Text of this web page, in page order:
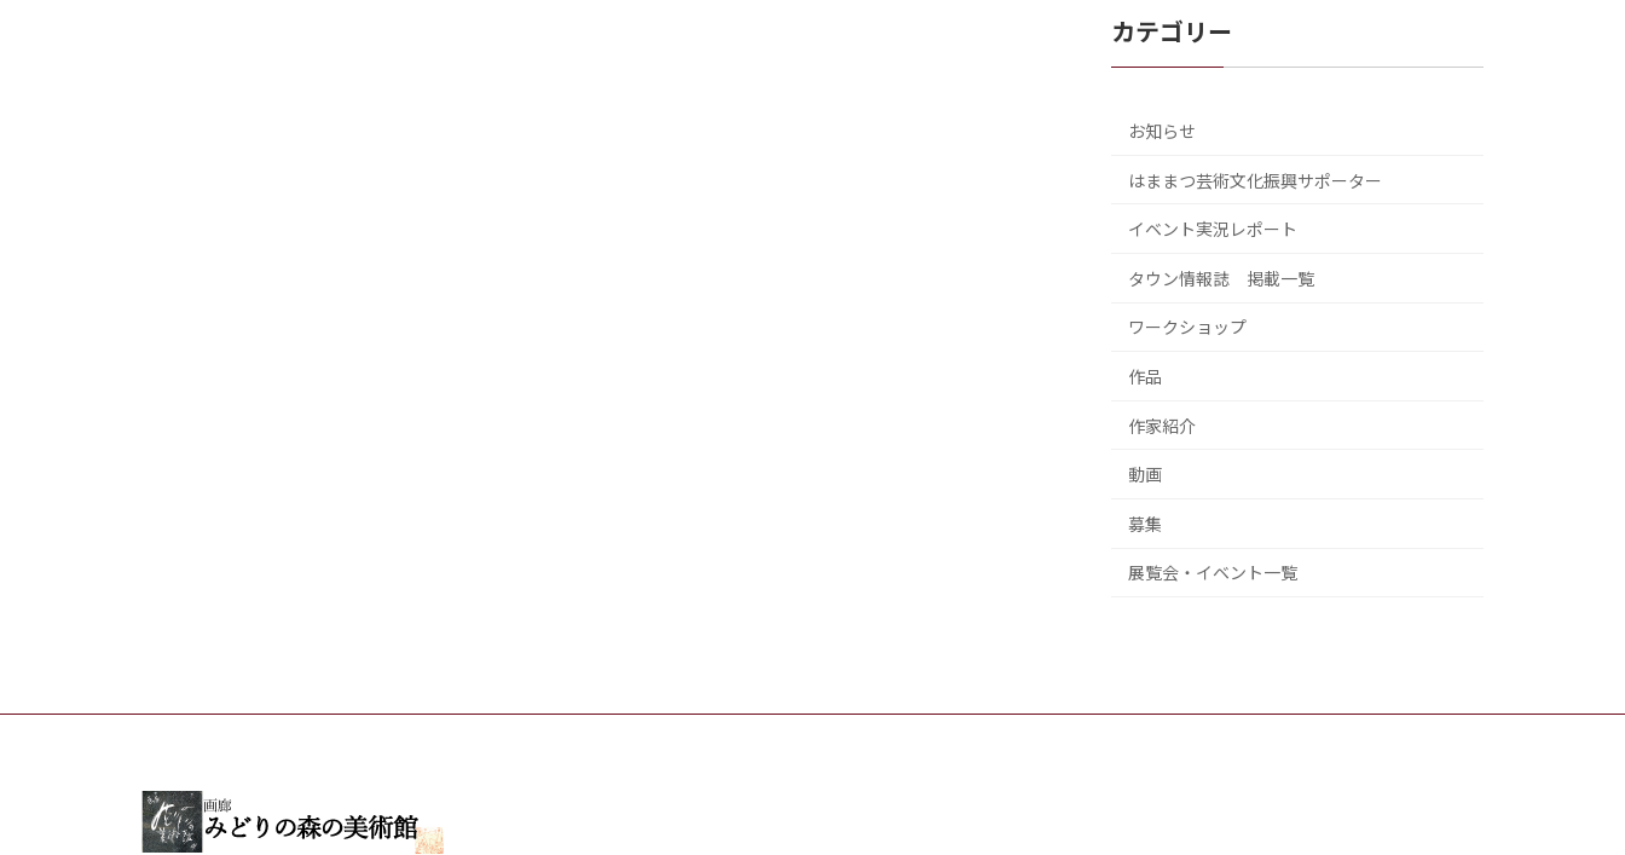
カテゴリー
お知らせ
はままつ芸術文化振興サポーター
イベント実況レポート
タウン情報誌 掲載一覧
ワークショップ
作品
作家紹介
動画
募集
展覧会・イベント一覧